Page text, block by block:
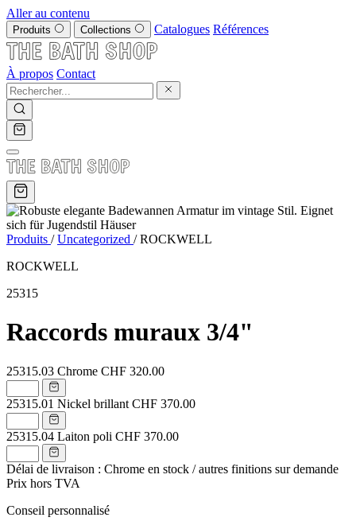
Aller au contenu
Produits Collections Catalogues Références
À propos Contact
Produits / Uncategorized / ROCKWELL
ROCKWELL
25315
Raccords muraux 3/4"
25315.03 Chrome CHF 320.00
25315.01 Nickel brillant CHF 370.00
25315.04 Laiton poli CHF 370.00
Délai de livraison : Chrome en stock / autres finitions sur demande
Prix hors TVA
Conseil personnalisé